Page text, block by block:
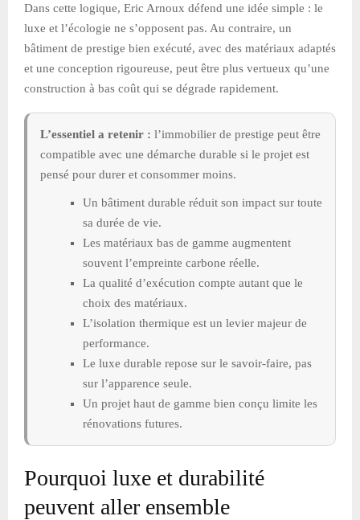
Dans cette logique, Eric Arnoux défend une idée simple : le
luxe et l’écologie ne s’opposent pas. Au contraire, un
bâtiment de prestige bien exécuté, avec des matériaux adaptés
et une conception rigoureuse, peut être plus vertueux qu’une
construction à bas coût qui se dégrade rapidement.
L’essentiel a retenir : l’immobilier de prestige peut être
compatible avec une démarche durable si le projet est
pensé pour durer et consommer moins.
Un bâtiment durable réduit son impact sur toute
sa durée de vie.
Les matériaux bas de gamme augmentent
souvent l’empreinte carbone réelle.
La qualité d’exécution compte autant que le
choix des matériaux.
L’isolation thermique est un levier majeur de
performance.
Le luxe durable repose sur le savoir-faire, pas
sur l’apparence seule.
Un projet haut de gamme bien conçu limite les
rénovations futures.
Pourquoi luxe et durabilité
peuvent aller ensemble